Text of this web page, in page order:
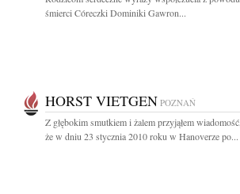
śmierci Córeczki Dominiki Gawron...
HORST VIETGEN POZNAŃ
Z głębokim smutkiem i żalem przyjąłem wiadomość,
że w dniu 23 stycznia 2010 roku w Hanoverze po...